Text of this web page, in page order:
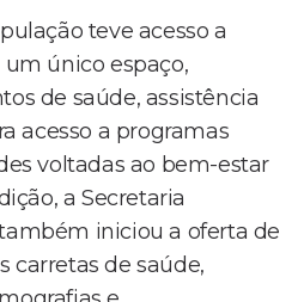
teve acesso a
único espaço,
de saúde, assistência
acesso a programas
voltadas ao bem-estar
a Secretaria
iniciou a oferta de
carretas de saúde,